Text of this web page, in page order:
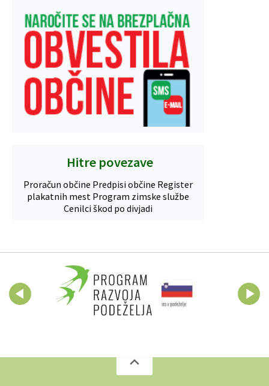
Hitre povezave
Proračun občine Predpisi občine Register
plakatnih mest Program zimske službe
Cenilci škod po divjadi